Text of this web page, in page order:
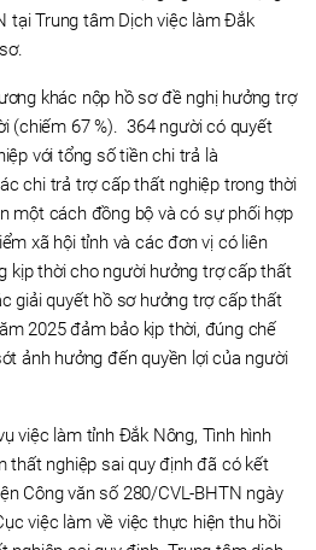
tại Trung tâm Dịch việc làm Đắk
khác nộp hồ sơ đề nghị hưởng trợ
(chiếm 67 %). 364 người có quyết
với tổng số tiền chi trả là
chi trả trợ cấp thất nghiệp trong thời
một cách đồng bộ và có sự phối hợp
xã hội tỉnh và các đơn vị có liên
kịp thời cho người hưởng trợ cấp thất
giải quyết hồ sơ hưởng trợ cấp thất
2025 đảm bảo kịp thời, đúng chế
ảnh hưởng đến quyền lợi của người
việc làm tỉnh Đắk Nông, Tình hình
thất nghiệp sai quy định đã có kết
Công văn số 280/CVL-BHTN ngày
việc làm về việc thực hiện thu hồi